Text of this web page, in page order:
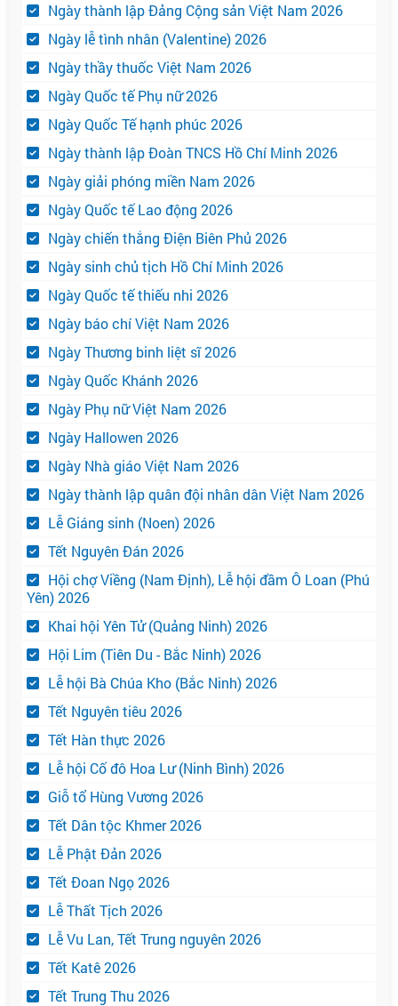
Ngày thành lập Đảng Cộng sản Việt Nam 2026
Ngày lễ tình nhân (Valentine) 2026
Ngày thầy thuốc Việt Nam 2026
Ngày Quốc tế Phụ nữ 2026
Ngày Quốc Tế hạnh phúc 2026
Ngày thành lập Đoàn TNCS Hồ Chí Minh 2026
Ngày giải phóng miền Nam 2026
Ngày Quốc tế Lao động 2026
Ngày chiến thắng Điện Biên Phủ 2026
Ngày sinh chủ tịch Hồ Chí Minh 2026
Ngày Quốc tế thiếu nhi 2026
Ngày báo chí Việt Nam 2026
Ngày Thương binh liệt sĩ 2026
Ngày Quốc Khánh 2026
Ngày Phụ nữ Việt Nam 2026
Ngày Hallowen 2026
Ngày Nhà giáo Việt Nam 2026
Ngày thành lập quân đội nhân dân Việt Nam 2026
Lễ Giáng sinh (Noen) 2026
Tết Nguyên Đán 2026
Hội chợ Viềng (Nam Định), Lễ hội đầm Ô Loan (Phú
Yên) 2026
Khai hội Yên Tử (Quảng Ninh) 2026
Hội Lim (Tiên Du - Bắc Ninh) 2026
Lễ hội Bà Chúa Kho (Bắc Ninh) 2026
Tết Nguyên tiêu 2026
Tết Hàn thực 2026
Lễ hội Cố đô Hoa Lư (Ninh Bình) 2026
Giỗ tổ Hùng Vương 2026
Tết Dân tộc Khmer 2026
Lễ Phật Đản 2026
Tết Đoan Ngọ 2026
Lễ Thất Tịch 2026
Lễ Vu Lan, Tết Trung nguyên 2026
Tết Katê 2026
Tết Trung Thu 2026